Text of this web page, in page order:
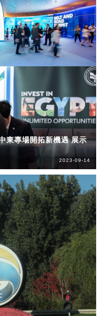
東專場開拓新機遇 展示
2023-09-14